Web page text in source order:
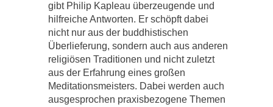
gibt Philip Kapleau überzeugende und
hilfreiche Antworten. Er schöpft dabei
nicht nur aus der buddhistischen
Überlieferung, sondern auch aus anderen
religiösen Traditionen und nicht zuletzt
aus der Erfahrung eines großen
Meditationsmeisters. Dabei werden auch
ausgesprochen praxisbezogene Themen